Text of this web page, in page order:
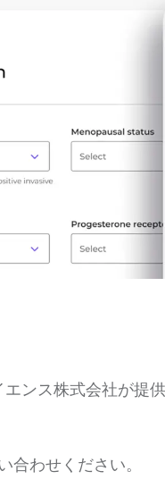
ンス株式会社が提
わせください。